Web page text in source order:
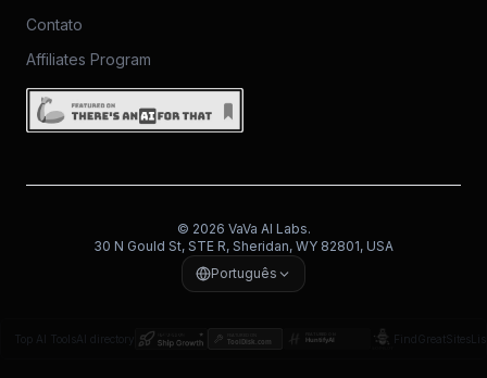
Contato
Affiliates Program
© 2026 VaVa AI Labs.
30 N Gould St, STE R, Sheridan, WY 82801, USA
Português
Top AI Tools AI directory FindGreatSites